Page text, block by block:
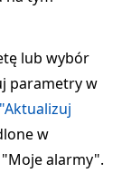
lub wybór
parametry w
"Aktualizuj
w
alarmy".